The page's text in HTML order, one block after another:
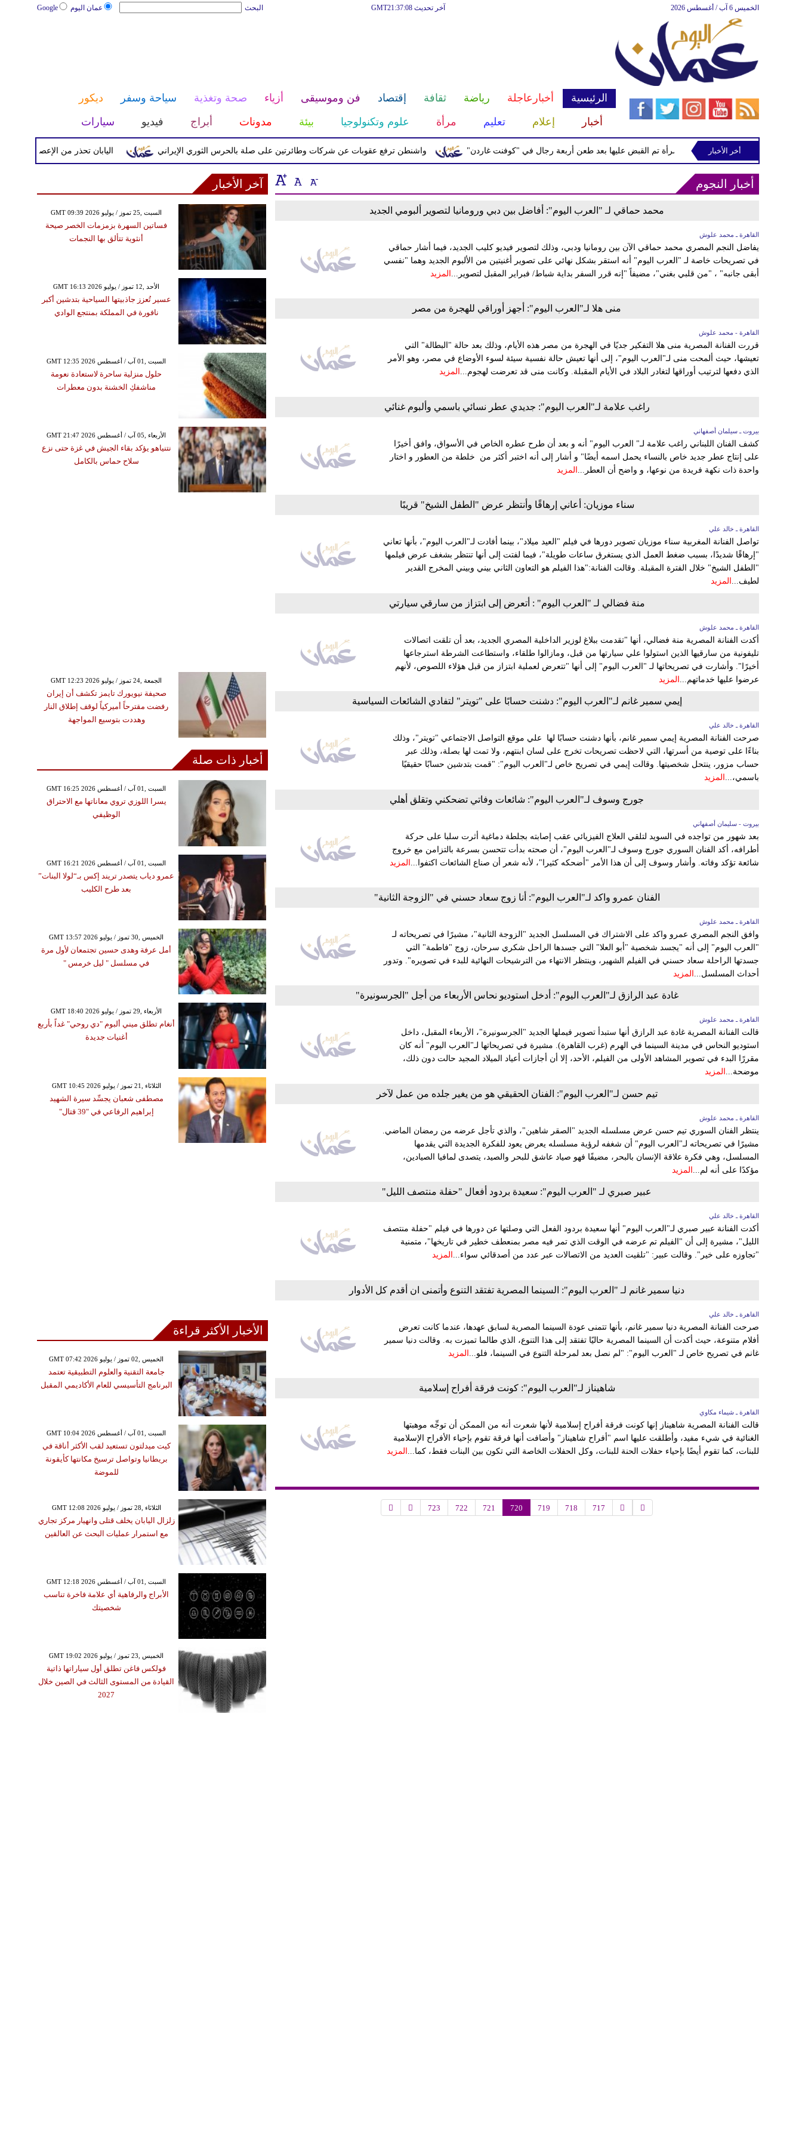
عمان اليوم Google البحث آخر تحديث GMT21:37:08 الخميس 6 آب / أغسطس 2026
الرئيسية أخبارعاجلة رياضة ثقافة إقتصاد فن وموسيقى أزياء صحة وتغذية سياحة وسفر
ديكور
أخبار
إعلام تعليم مرأة علوم وتكنولوجيا بيئة مدونات أبراج فيديو سيارات
اليابان تحذر من الإعصار دولفين واشنطن ترفع عقوبات عن شركات وطائرتين على صلة بالحرس الثوري الإيراني الشرطة تعتقل إمرأة تم القبض عليها بعد طعن أربعة رجال في "كوفنت غاردن"
أخر الأخبار
أخبار النجوم
محمد حماقي لـ "العرب اليوم": أفاضل بين دبي ورومانيا لتصوير ألبومي الجديد
القاهرة ـ محمد علوش
يفاضل النجم المصري محمد حماقي الآن بين رومانيا ودبي، وذلك لتصوير فيديو كليب الجديد، فيما أشار حماقي
في تصريحات خاصة لـ "العرب اليوم" أنه استقر بشكل نهائي على تصوير أغنيتين من الألبوم الجديد وهما "نفسي
أبقى جانبه" ، "من قلبي بغني"، مضيفاً "إنه قرر السفر بداية شباط/ فبراير المقبل لتصوير... المزيد
منى هلا لـ"العرب اليوم": أجهز أوراقي للهجرة من مصر
القاهرة - محمد علوش
قررت الفنانة المصرية منى هلا التفكير جديًا في الهجرة من مصر هذه الأيام، وذلك بعد حالة "البطالة" التي
تعيشها، حيث ألمحت منى لـ"العرب اليوم"، إلى أنها تعيش حالة نفسية سيئة لسوء الأوضاع في مصر، وهو الأمر
الذي دفعها لترتيب أوراقها لتغادر البلاد في الأيام المقبلة. وكانت منى قد تعرضت لهجوم... المزيد
راغب علامة لـ"العرب اليوم": جديدي عطر نسائي باسمي وألبوم غنائي
بيروت ـ سيلمان أصفهاني
كشف الفنان اللبناني راغب علامة لـ" العرب اليوم" أنه و بعد أن طرح عطره الخاص في الأسواق، وافق أخيرًا
على إنتاج عطر جديد خاص بالنساء يحمل اسمه أيضًا" و أشار إلى أنه اختبر أكثر من خلطة من العطور و اختار
واحدة ذات نكهة فريدة من نوعها، و واضح أن العطر...
المزيد
سناء موزيان: أعاني إرهاقًا وأنتظر عرض "الطفل الشيخ" قريبًا
القاهرة ـ خالد علي
تواصل الفنانة المغربية سناء موزيان تصوير دورها في فيلم "العيد ميلاد"، بينما أفادت لـ"العرب اليوم"، بأنها تعاني
"إرهاقًا شديدًا، بسبب ضغط العمل الذي يستغرق ساعات طويلة"، فيما لفتت إلى أنها تنتظر بشغف عرض فيلمها
"الطفل الشيخ" خلال الفترة المقبلة. وقالت الفنانة:"هذا الفيلم هو التعاون الثاني بيني وبيني المخرج القدير
لطيف... المزيد
منة فضالي لـ "العرب اليوم" : أتعرض إلى ابتزاز من سارقي سيارتي
القاهرة ـ محمد علوش
أكدت الفنانة المصرية منة فضالي، أنها "تقدمت ببلاغ لوزير الداخلية المصري الجديد، بعد أن تلقت اتصالات
تليفونية من سارقيها الذين استولوا علي سيارتها من قبل، ومازالوا طلقاء، واستطاعت الشرطة استرجاعها
أخيرًا". وأشارت في تصريحاتها لـ "العرب اليوم" إلى أنها "تتعرض لعملية ابتزاز من قبل هؤلاء اللصوص، لأنهم
عرضوا عليها خدماتهم... المزيد
إيمي سمير غانم لـ"العرب اليوم": دشنت حسابًا على "تويتر" لتفادي الشائعات السياسية
القاهرة ـ خالد علي
صرحت الفنانة المصرية إيمي سمير غانم، بأنها دشنت حسابًا لها علي موقع التواصل الاجتماعي "تويتر"، وذلك
بناءًا على توصية من أسرتها، التي لاحظت تصريحات تخرج على لسان ابنتهم، ولا تمت لها بصلة، وذلك عبر
حساب مزور، ينتحل شخصيتها. وقالت إيمي في تصريح خاص لـ"العرب اليوم": "قمت بتدشين حسابًا حقيقيًا
باسمي،... المزيد
جورج وسوف لـ"العرب اليوم": شائعات وفاتي تضحكني وتقلق أهلي
بيروت - سليمان أصفهاني
بعد شهور من تواجده في السويد لتلقي العلاج الفيزيائي عقب إصابته بجلطة دماغية أثرت سلبا على حركة
أطرافه، أكد الفنان السوري جورج وسوف لـ"العرب اليوم"، أن صحته بدأت تتحسن بسرعة بالتزامن مع خروج
شائعة تؤكد وفاته. وأشار وسوف إلى أن هذا الأمر "أضحكه كثيرا"، لأنه شعر أن صناع الشائعات اكتفوا... المزيد
الفنان عمرو واكد لـ"العرب اليوم": أنا زوج سعاد حسني في "الزوجة الثانية"
القاهرة ـ محمد علوش
وافق النجم المصري عمرو واكد على الاشتراك في المسلسل الجديد "الزوجة الثانية"، مشيرًا في تصريحاته لـ
"العرب اليوم" إلى أنه "يجسد شخصية "أبو العلا" التي جسدها الراحل شكري سرحان، زوج "فاطمة" التي
جسدتها الراحلة سعاد حسني في الفيلم الشهير، وينتظر الانتهاء من الترشيحات النهائية للبدء في تصويره". وتدور
أحداث المسلسل...
المزيد
غادة عبد الرازق لـ"العرب اليوم": أدخل استوديو نحاس الأربعاء من أجل "الجرسونيرة"
القاهرة ـ محمد علوش
قالت الفنانة المصرية غادة عبد الرازق أنها ستبدأ تصوير فيملها الجديد "الجرسونيرة"، الأربعاء المقبل، داخل
استوديو النحاس في مدينة السينما في الهرم (غرب القاهرة). مشيرة في تصريحاتها لـ"العرب اليوم" أنه كان
مقررًا البدء في تصوير المشاهد الأولى من الفيلم، الأحد، إلا أن أجازات أعياد الميلاد المجيد حالت دون ذلك،
موضحة... المزيد
تيم حسن لـ"العرب اليوم": الفنان الحقيقي هو من يغير جلده من عمل لآخر
القاهرة ـ محمد علوش
ينتظر الفنان السوري تيم حسن عرض مسلسله الجديد "الصقر شاهين"، والذي تأجل عرضه من رمضان الماضي.
مشيرًا في تصريحاته لـ"العرب اليوم" أن شغفه لرؤية مسلسله يعرض يعود للفكرة الجديدة التي يقدمها
المسلسل، وهي فكرة علاقة الإنسان بالبحر، مضيفًا فهو صياد عاشق للبحر والصيد، يتصدى لمافيا الصيادين،
مؤكدًا على أنه لم...
المزيد
عبير صبري لـ "العرب اليوم": سعيدة بردود أفعال "حفلة منتصف الليل"
القاهرة ـ خالد علي
أكدت الفنانة عبير صبري لـ"العرب اليوم" أنها سعيدة بردود الفعل التي وصلتها عن دورها في فيلم "حفلة منتصف
الليل"، مشيرة إلى أن "الفيلم تم عرضه في الوقت الذي تمر فيه مصر بمنعطف خطير في تاريخها"، متمنية
"تجاوزه على خير". وقالت عبير: "تلقيت العديد من الاتصالات عبر عدد من أصدقائي سواء... المزيد
دنيا سمير غانم لـ "العرب اليوم": السينما المصرية تفتقد التنوع وأتمنى ان أقدم كل الأدوار
القاهرة ـ خالد علي
صرحت الفنانة المصرية دنيا سمير غانم، بأنها تتمنى عودة السينما المصرية لسابق عهدها، عندما كانت تعرض
أفلام متنوعة، حيث أكدت أن السينما المصرية حاليًا تفتقد إلى هذا التنوع، الذي طالما تميزت به. وقالت دنيا سمير
غانم في تصريح خاص لـ "العرب اليوم": "لم نصل بعد لمرحلة التنوع في السينما، فلو... المزيد
شاهيناز لـ"العرب اليوم": كونت فرقة أفراح إسلامية
القاهرة ـ شيماء مكاوي
قالت الفنانة المصرية شاهيناز إنها كونت فرقة أفراح إسلامية لأنها شعرت أنه من الممكن أن توجِّه موهبتها
الغنائية في شيء مفيد، وأطلقت عليها اسم "أفراح شاهيناز" وأضافت أنها فرقة تقوم بإحياء الأفراح الإسلامية
للبنات، كما تقوم أيضًا بإحياء حفلات الحنة للبنات، وكل الحفلات الخاصة التي تكون بين البنات فقط، كما... المزيد
717
718
719
720
721
722
723
آخر الأخبار
GMT 09:39 2026 السبت ,25 تموز / يوليو
فساتين السهرة بزمزمات الخصر صيحة
أنثوية تتألق بها النجمات
GMT 16:13 2026 الأحد ,12 تموز / يوليو
عسير تُعزز جاذبيتها السياحية بتدشين أكبر
نافورة في المملكة بمنتجع الوادي
GMT 12:35 2026 السبت ,01 آب / أغسطس
حلول منزلية ساحرة لاستعادة نعومة
مناشفكِ الخشنة بدون معطرات
GMT 21:47 2026 الأربعاء ,05 آب / أغسطس
نتنياهو يؤكد بقاء الجيش في غزة حتى نزع
سلاح حماس بالكامل
GMT 12:23 2026 الجمعة ,24 تموز / يوليو
صحيفة نيويورك تايمز تكشف أن إيران
رفضت مقترحاً أميركياً لوقف إطلاق النار
وهددت بتوسيع المواجهة
أخبار ذات صلة
GMT 16:25 2026 السبت ,01 آب / أغسطس
يسرا اللوزي تروي معاناتها مع الاحتراق
الوظيفي
GMT 16:21 2026 السبت ,01 آب / أغسطس
عمرو دياب يتصدر تريند إكس بـ“لولا البنات”
بعد طرح الكليب
GMT 13:57 2026 الخميس ,30 تموز / يوليو
أمل عرفة وهدى حسين تجتمعان لأول مرة
في مسلسل " ليل خرمس "
GMT 18:40 2026 الأربعاء ,29 تموز / يوليو
أنغام تطلق ميني ألبوم "دي روحي" غداً بأربع
أغنيات جديدة
GMT 10:45 2026 الثلاثاء ,21 تموز / يوليو
مصطفى شعبان يجسِّد سيرة الشهيد
إبراهيم الرفاعي في "39 قتال"
الأخبار الأكثر قراءة
GMT 07:42 2026 الخميس ,02 تموز / يوليو
جامعة التقنية والعلوم التطبيقية تعتمد
البرنامج التأسيسي للعام الأكاديمي المقبل
GMT 10:04 2026 السبت ,01 آب / أغسطس
كيت ميدلتون تستعيد لقب الأكثر أناقة في
بريطانيا وتواصل ترسيخ مكانتها كأيقونة
للموضة
GMT 12:08 2026 الثلاثاء ,28 تموز / يوليو
زلزال اليابان يخلف قتلى وانهيار مركز تجاري
مع استمرار عمليات البحث عن العالقين
GMT 12:18 2026 السبت ,01 آب / أغسطس
الأبراج والرفاهية أي علامة فاخرة تناسب
شخصيتك
GMT 19:02 2026 الخميس ,23 تموز / يوليو
فولكس فاغن تطلق أول سياراتها ذاتية
القيادة من المستوى الثالث في الصين خلال
2027